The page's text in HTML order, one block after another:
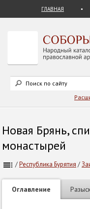
ГЛАВНАЯ
Новая Брянь,
монастырей
/Республика Бурятия /
Оглавление